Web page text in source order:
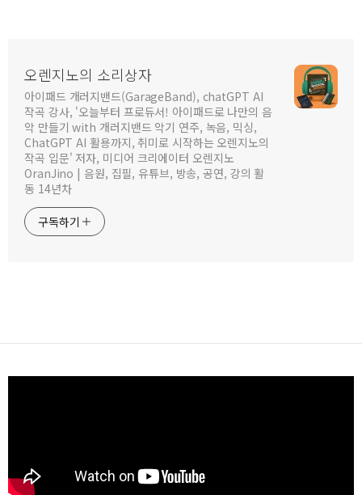
오렌지노의 소리상자
아이패드 개러지밴드(GarageBand), chatGPT AI
작곡 강사, '오늘부터 프로듀서! 아이패드로 나만의 음
악 만들기 with 개러지밴드 악기 연주, 녹음, 믹싱,
ChatGPT AI 활용까지, 취미로 시작하는 오렌지노의
작곡 입문' 저자, 미디어 크리에이터 오렌지노
OranJino | 음원, 집필, 유튜브, 방송, 공연, 강의 활
동 14년차
구독하기